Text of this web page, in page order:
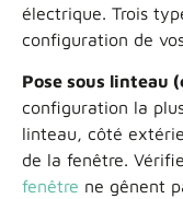
électrique. Trois
configuration de
Pose sous linteau
configuration la
linteau, côté
de la fenêtre.
fenêtre ne gênent